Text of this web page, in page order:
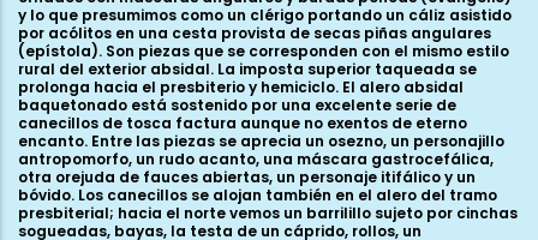
y lo que presumimos como un clérigo portando un cáliz asistido
por acólitos en una cesta provista de secas piñas angulares
(epístola). Son piezas que se corresponden con el mismo estilo
rural del exterior absidal. La imposta superior taqueada se
prolonga hacia el presbiterio y hemiciclo. El alero absidal
baquetonado está sostenido por una excelente serie de
canecillos de tosca factura aunque no exentos de eterno
encanto. Entre las piezas se aprecia un osezno, un personajillo
antropomorfo, un rudo acanto, una máscara gastrocefálica,
otra orejuda de fauces abiertas, un personaje itifálico y un
bóvido. Los canecillos se alojan también en el alero del tramo
presbiterial; hacia el norte vemos un barrilillo sujeto por cinchas
sogueadas, bayas, la testa de un cáprido, rollos, un